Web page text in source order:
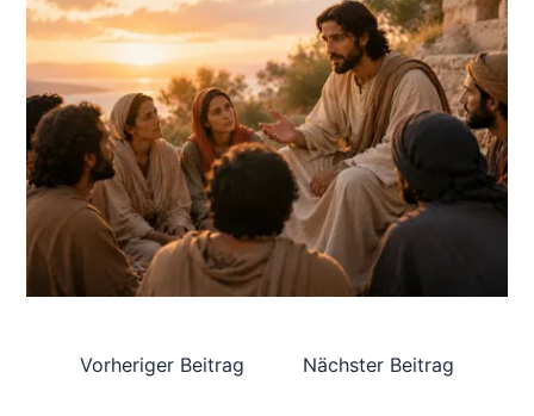
Vorheriger Beitrag Nächster Beitrag